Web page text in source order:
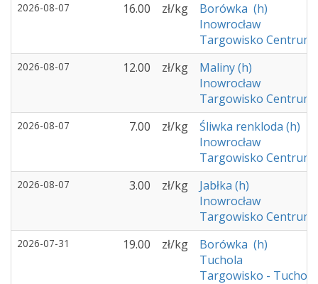
2026-08-07 16.00 zł/kg
Borówka (h)
Inowrocław
Targowisko Centrum
2026-08-07 12.00 zł/kg
Maliny (h)
Inowrocław
Targowisko Centrum
2026-08-07 7.00 zł/kg
Śliwka renkloda (h)
Inowrocław
Targowisko Centrum
2026-08-07 3.00 zł/kg
Jabłka (h)
Inowrocław
Targowisko Centrum
2026-07-31 19.00 zł/kg
Borówka (h)
Tuchola
Targowisko - Tuchola